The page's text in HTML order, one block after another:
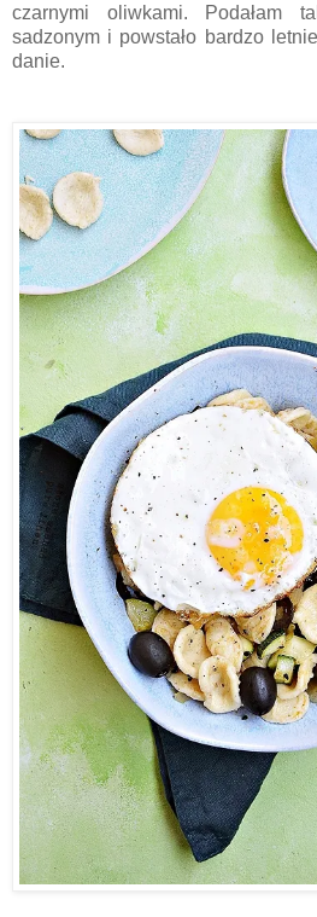
czarnymi oliwkami. Podałam
sadzonym i powstało bardzo
danie.